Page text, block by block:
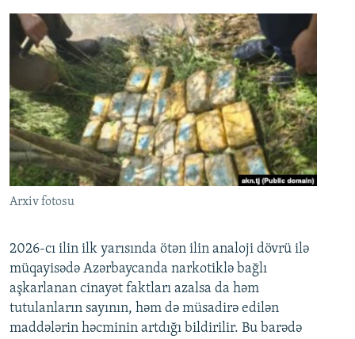
Arxiv fotosu
2026-cı ilin ilk yarısında ötən ilin analoji dövrü ilə
müqayisədə Azərbaycanda narkotiklə bağlı
aşkarlanan cinayət faktları azalsa da həm
tutulanların sayının, həm də müsadirə edilən
maddələrin həcminin artdığı bildirilir. Bu barədə